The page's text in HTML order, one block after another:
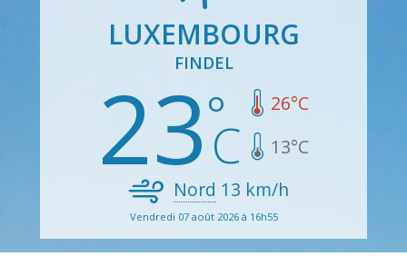
LUXEMBOURG
FINDEL
23 26°C
13°C
Nord 13 km/h
Vendredi 07 août 2026 à 16h55